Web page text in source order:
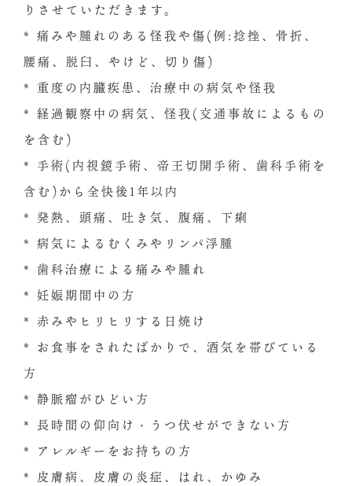
りさせていただきます。
* 痛みや腫れのある怪我や傷(例:捻挫、骨折、
腰痛、脱臼、やけど、切り傷)
* 重度の内臓疾患、治療中の病気や怪我
* 経過観察中の病気、怪我(交通事故によるもの
を含む)
* 手術(内視鏡手術、帝王切開手術、⻭科手術を
含む)から全快後1年以内
* 発熱、頭痛、吐き気、腹痛、下痢
* 病気によるむくみやリンパ浮腫
* ⻭科治療による痛みや腫れ
* 妊娠期間中の方
* 赤みやヒリヒリする日焼け
* お食事をされたばかりで、酒気を帯びている
方
* 静脈瘤がひどい方
* ⻑時間の仰向け・うつ伏せができない方
* アレルギーをお持ちの方
* 皮膚病、皮膚の炎症、はれ、かゆみ